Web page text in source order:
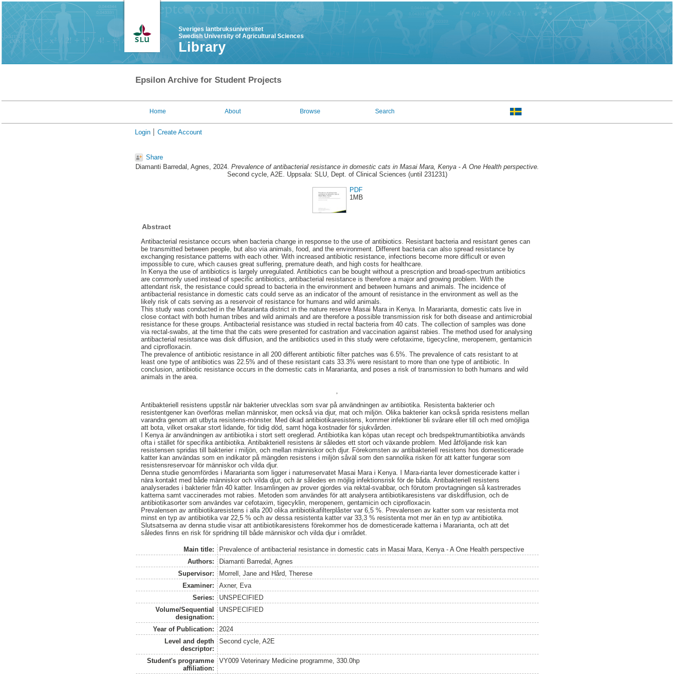
Sveriges lantbruksuniversitet
Swedish University of Agricultural Sciences
Library
Epsilon Archive for Student Projects
Home About Browse Search
Login Create Account
Share
Diamanti Barredal, Agnes, 2024. Prevalence of antibacterial resistance in domestic cats in Masai Mara, Kenya - A One Health perspective.
Second cycle, A2E. Uppsala: SLU, Dept. of Clinical Sciences (until 231231)
PDF
1MB
Abstract
Antibacterial resistance occurs when bacteria change in response to the use of antibiotics. Resistant bacteria and resistant genes can
be transmitted between people, but also via animals, food, and the environment. Different bacteria can also spread resistance by
exchanging resistance patterns with each other. With increased antibiotic resistance, infections become more difficult or even
impossible to cure, which causes great suffering, premature death, and high costs for healthcare.
In Kenya the use of antibiotics is largely unregulated. Antibiotics can be bought without a prescription and broad-spectrum antibiotics
are commonly used instead of specific antibiotics, antibacterial resistance is therefore a major and growing problem. With the
attendant risk, the resistance could spread to bacteria in the environment and between humans and animals. The incidence of
antibacterial resistance in domestic cats could serve as an indicator of the amount of resistance in the environment as well as the
likely risk of cats serving as a reservoir of resistance for humans and wild animals.
This study was conducted in the Mararianta district in the nature reserve Masai Mara in Kenya. In Mararianta, domestic cats live in
close contact with both human tribes and wild animals and are therefore a possible transmission risk for both disease and antimicrobial
resistance for these groups. Antibacterial resistance was studied in rectal bacteria from 40 cats. The collection of samples was done
via rectal-swabs, at the time that the cats were presented for castration and vaccination against rabies. The method used for analysing
antibacterial resistance was disk diffusion, and the antibiotics used in this study were cefotaxime, tigecycline, meropenem, gentamicin
and ciprofloxacin.
The prevalence of antibiotic resistance in all 200 different antibiotic filter patches was 6.5%. The prevalence of cats resistant to at
least one type of antibiotics was 22.5% and of these resistant cats 33.3% were resistant to more than one type of antibiotic. In
conclusion, antibiotic resistance occurs in the domestic cats in Mararianta, and poses a risk of transmission to both humans and wild
animals in the area.
Antibakteriell resistens uppstår när bakterier utvecklas som svar på användningen av antibiotika. Resistenta bakterier och
resistentgener kan överföras mellan människor, men också via djur, mat och miljön. Olika bakterier kan också sprida resistens mellan
varandra genom att utbyta resistens-mönster. Med ökad antibiotikaresistens, kommer infektioner bli svårare eller till och med omöjliga
att bota, vilket orsakar stort lidande, för tidig död, samt höga kostnader för sjukvården.
I Kenya är användningen av antibiotika i stort sett oreglerad. Antibiotika kan köpas utan recept och bredspektrumantibiotika används
ofta i stället för specifika antibiotika. Antibakteriell resistens är således ett stort och växande problem. Med åtföljande risk kan
resistensen spridas till bakterier i miljön, och mellan människor och djur. Förekomsten av antibakteriell resistens hos domesticerade
katter kan användas som en indikator på mängden resistens i miljön såväl som den sannolika risken för att katter fungerar som
resistensreservoar för människor och vilda djur.
Denna studie genomfördes i Mararianta som ligger i naturreservatet Masai Mara i Kenya. I Mara-rianta lever domesticerade katter i
nära kontakt med både människor och vilda djur, och är således en möjlig infektionsrisk för de båda. Antibakteriell resistens
analyserades i bakterier från 40 katter. Insamlingen av prover gjordes via rektal-svabbar, och förutom provtagningen så kastrerades
katterna samt vaccinerades mot rabies. Metoden som användes för att analysera antibiotikaresistens var diskdiffusion, och de
antibiotikasorter som användes var cefotaxim, tigecyklin, meropenem, gentamicin och ciprofloxacin.
Prevalensen av antibiotikaresistens i alla 200 olika antibiotikafilterplåster var 6,5 %. Prevalensen av katter som var resistenta mot
minst en typ av antibiotika var 22,5 % och av dessa resistenta katter var 33,3 % resistenta mot mer än en typ av antibiotika.
Slutsatserna av denna studie visar att antibiotikaresistens förekommer hos de domesticerade katterna i Mararianta, och att det
således finns en risk för spridning till både människor och vilda djur i området.
Main title:
Prevalence of antibacterial resistance in domestic cats in Masai Mara, Kenya - A One Health perspective
Authors:
Diamanti Barredal, Agnes
Supervisor:
Morrell, Janeand Hård, Therese
Examiner:
Axner, Eva
Series:
UNSPECIFIED
Volume/Sequential
designation:
UNSPECIFIED
Year of Publication:
2024
Level and depth
descriptor:
Second cycle, A2E
Student's programme
affiliation:
VY009 Veterinary Medicine programme, 330.0hp